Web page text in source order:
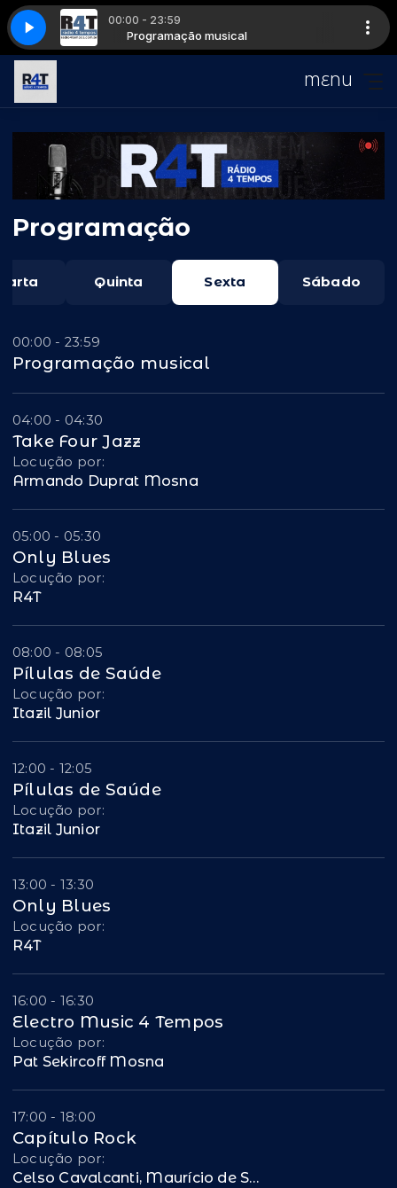
00:00 - 23:59
Programação musical
fourstroke111
MENU
Programação
Quinta Sexta Sábado
00:00 - 23:59
Programação musical
04:00 - 04:30
Take Four Jazz
Locução por:
Armando Duprat Mosna
05:00 - 05:30
Only Blues
Locução por:
R4T
08:00 - 08:05
Pílulas de Saúde
Locução por:
Itazil Junior
12:00 - 12:05
Pílulas de Saúde
Locução por:
Itazil Junior
13:00 - 13:30
Only Blues
Locução por:
R4T
16:00 - 16:30
Electro Music 4 Tempos
Locução por:
Pat Sekircoff Mosna
17:00 - 18:00
Capítulo Rock
Locução por:
Celso Cavalcanti, Maurício de Santi, Jefferson Dalmoro, Nilo Bairros e Bruno Lourenço